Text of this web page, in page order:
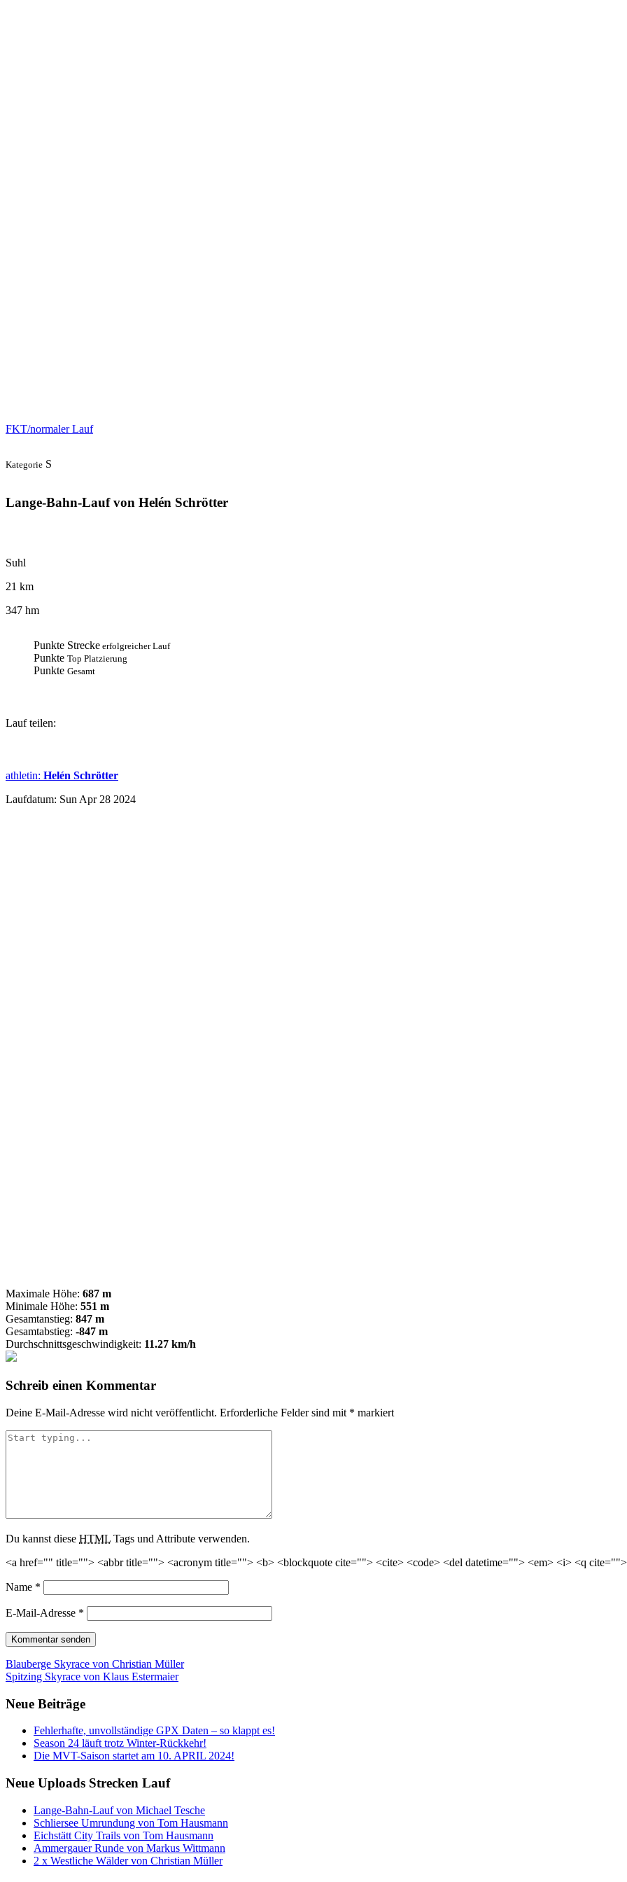
FKT/normaler Lauf
Kategorie S
Lange-Bahn-Lauf von Helén Schrötter
Suhl
21 km
347 hm
Punkte Strecke erfolgreicher Lauf
Punkte Top Platzierung
Punkte Gesamt
Lauf teilen:
athletin: Helén Schrötter
Laufdatum: Sun Apr 28 2024
Maximale Höhe: 687 m
Minimale Höhe: 551 m
Gesamtanstieg: 847 m
Gesamtabstieg: -847 m
Durchschnittsgeschwindigkeit: 11.27 km/h
Schreib einen Kommentar
Deine E-Mail-Adresse wird nicht veröffentlicht. Erforderliche Felder sind mit * markiert
Du kannst diese HTML Tags und Attribute verwenden.
<a href="" title=""> <abbr title=""> <acronym title=""> <b> <blockquote cite=""> <cite> <code> <del datetime=""> <em> <i> <q
Name *
E-Mail-Adresse *
Beitrags-
Navigation
Blauberge Skyrace von Christian Müller
Spitzing Skyrace von Klaus Estermaier
Neue Beiträge
Fehlerhafte, unvollständige GPX Daten – so klappt es!
Season 24 läuft trotz Winter-Rückkehr!
Die MVT-Saison startet am 10. APRIL 2024!
Neue Uploads Strecken Lauf
Lange-Bahn-Lauf von Michael Tesche
Schliersee Umrundung von Tom Hausmann
Eichstätt City Trails von Tom Hausmann
Ammergauer Runde von Markus Wittmann
2 x Westliche Wälder von Christian Müller